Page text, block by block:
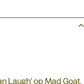
Laugh’ op Mad Goat.